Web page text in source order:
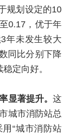
规划设定的10
0.17，优于年
年未发生较大
同比分别下降
定向好。
显著提升。 这
城市消防站总
“城市消防站